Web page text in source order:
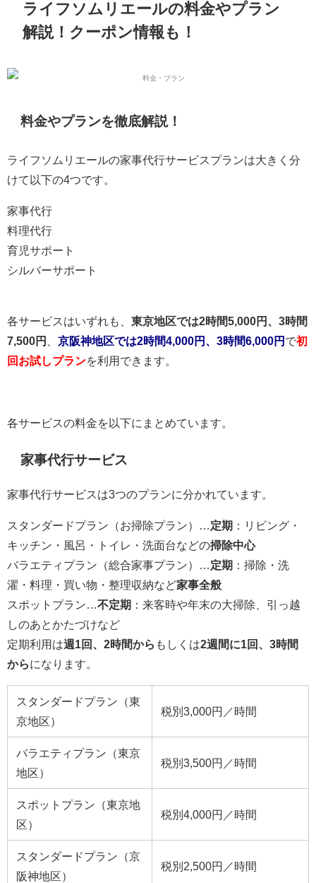
ライフソムリエールの料金やプラン
解説！クーポン情報も！
料金やプランを徹底解説！
ライフソムリエールの家事代行サービスプランは大きく分
けて以下の4つです。
家事代行
料理代行
育児サポート
シルバーサポート
各サービスはいずれも、 東京地区では2時間5,000円、3時間
7,500円
京阪神地区では2時間4,000円、3時間6,000円 で初
回お試しプランを利用できます。
各サービスの料金を以下にまとめています。
家事代行サービス
家事代行サービスは3つのプランに分かれています。
スタンダードプラン（お掃除プラン）… 定期 ：リビング・
キッチン・風呂・トイレ・洗面台などの掃除中心
バラエティプラン（総合家事プラン）… 定期 ：掃除・洗
濯・料理・買い物・整理収納など家事全般
スポットプラン… 不定期 ：来客時や年末の大掃除、引っ越
しのあとかたづけなど
定期利用は週1回、2時間から もしくは2週間に1回、3時間
からになります。
スタンダードプラン（東
京地区）
税別3,000円／時間
バラエティプラン（東京
地区）
税別3,500円／時間
スポットプラン（東京地
区）
税別4,000円／時間
スタンダードプラン（京
阪神地区）
税別2,500円／時間